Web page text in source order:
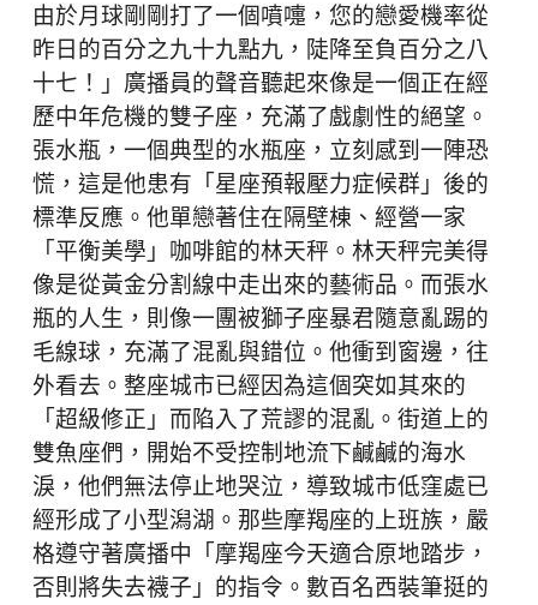
由於月球剛剛打了一個噴嚏，您的戀愛機率從
昨日的百分之九十九點九，陡降至負百分之八
十七！」廣播員的聲音聽起來像是一個正在經
歷中年危機的雙子座，充滿了戲劇性的絕望。
張水瓶，一個典型的水瓶座，立刻感到一陣恐
慌，這是他患有「星座預報壓力症候群」後的
標準反應。他單戀著住在隔壁棟、經營一家
「平衡美學」咖啡館的林天秤。林天秤完美得
像是從黃金分割線中走出來的藝術品。而張水
瓶的人生，則像一團被獅子座暴君隨意亂踢的
毛線球，充滿了混亂與錯位。他衝到窗邊，往
外看去。整座城市已經因為這個突如其來的
「超級修正」而陷入了荒謬的混亂。街道上的
雙魚座們，開始不受控制地流下鹹鹹的海水
淚，他們無法停止地哭泣，導致城市低窪處已
經形成了小型潟湖。那些摩羯座的上班族，嚴
格遵守著廣播中「摩羯座今天適合原地踏步，
否則將失去襪子」的指令。數百名西裝筆挺的